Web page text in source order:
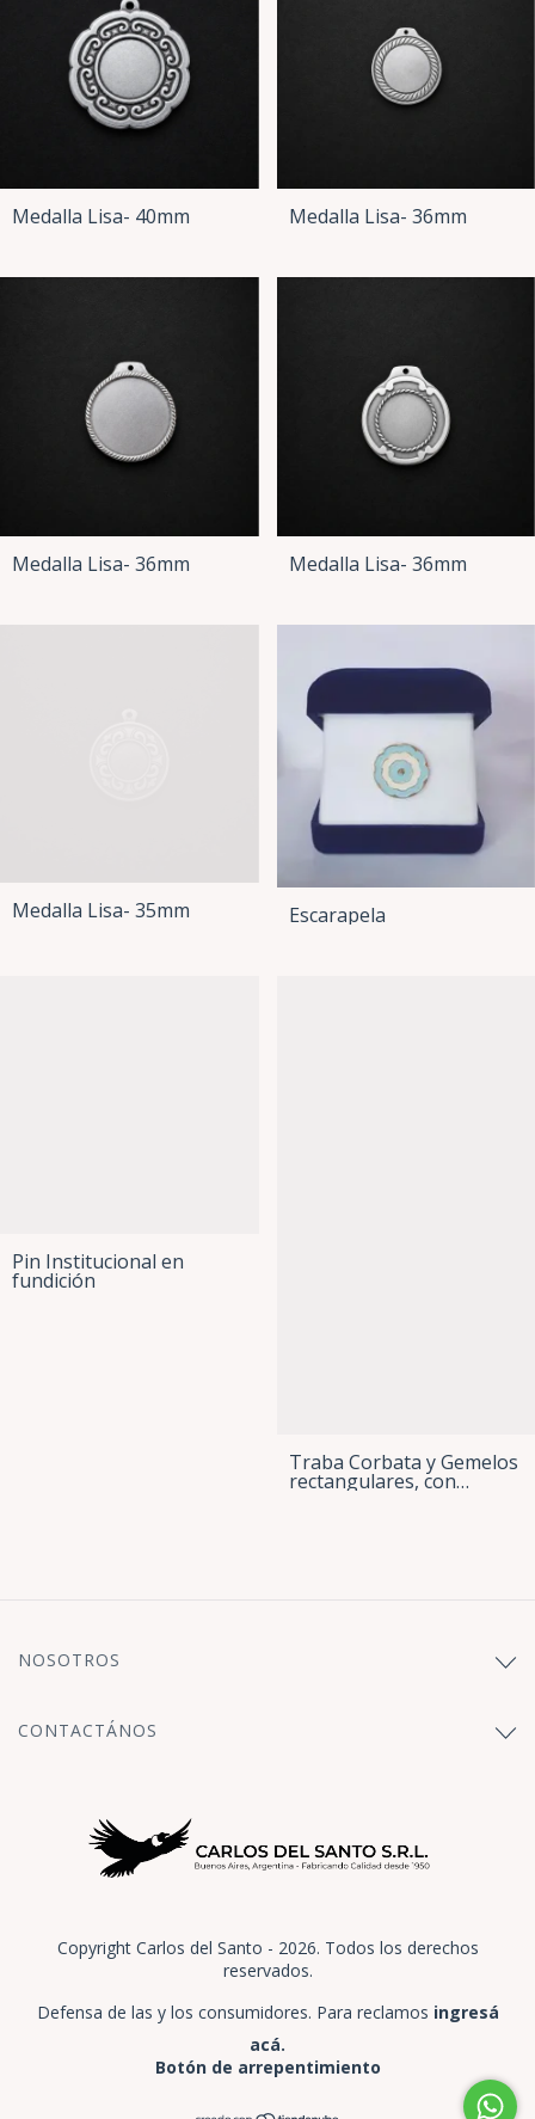
Medalla Lisa- 40mm Medalla Lisa- 36mm
Medalla Lisa- 36mm Medalla Lisa- 36mm
Medalla Lisa- 35mm Escarapela
Pin Institucional en
fundición
Traba Corbata y Gemelos
rectangulares, con
NOSOTROS
CONTACTÁNOS
Copyright Carlos del Santo - 2026. Todos los derechos
reservados.
Defensa de las y los consumidores. Para reclamos ingresá
acá.
Botón de arrepentimiento